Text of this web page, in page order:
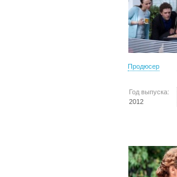
Продюсер
Год выпуска:
2012